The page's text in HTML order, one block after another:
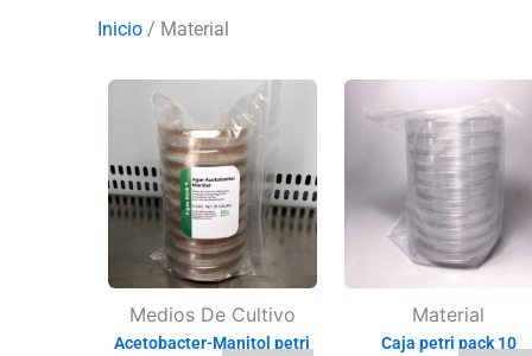
Inicio / Material
Medios De Cultivo
Acetobacter-Manitol petri
Material
Caja petri pack 10